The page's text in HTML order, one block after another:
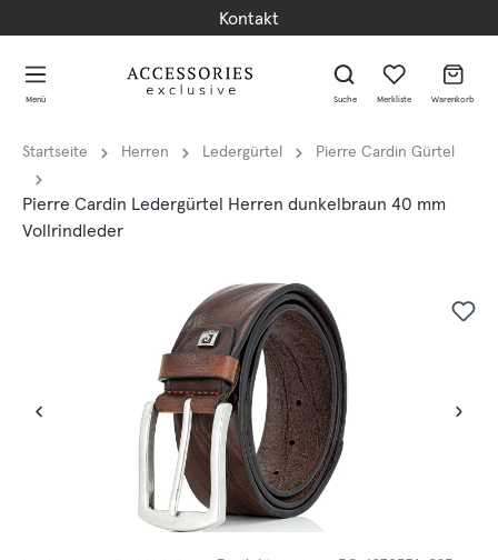
Kontakt
Menü Suche Merkliste Warenkorb
Startseite Herren Ledergürtel Pierre Cardin Gürtel
Pierre Cardin Ledergürtel Herren dunkelbraun 40 mm
Vollrindleder